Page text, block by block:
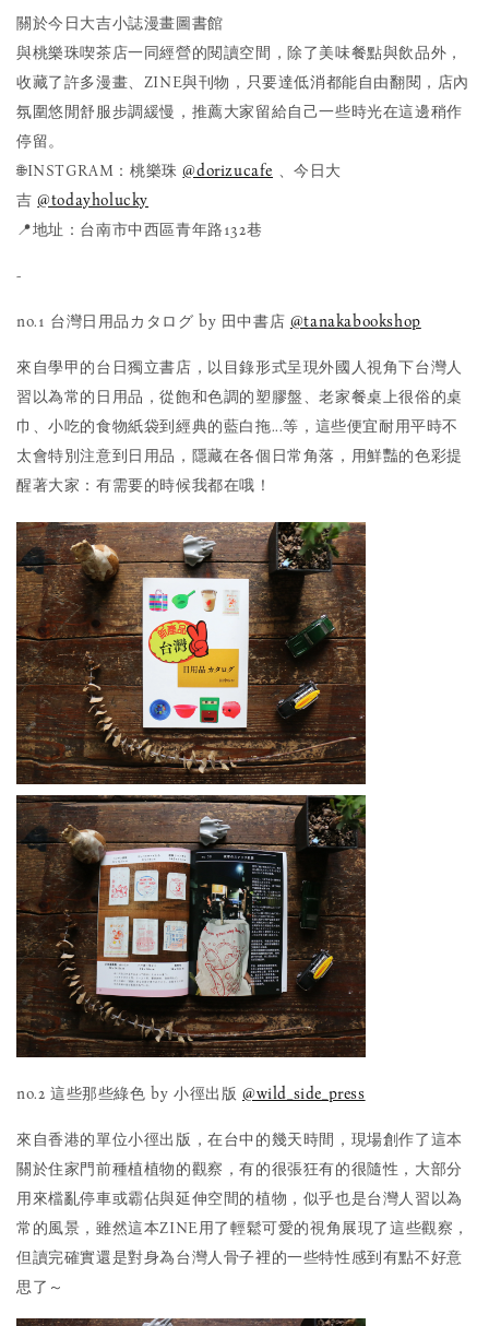
關於今日大吉小誌漫畫圖書館
與桃樂珠喫茶店一同經營的閱讀空間，除了美味餐點與飲品外，
收藏了許多漫畫、ZINE與刊物，只要達低消都能自由翻閱，店內
氛圍悠閒舒服步調緩慢，推薦大家留給自己一些時光在這邊稍作
停留。
🌐INSTGRAM：桃樂珠@dorizucafe 、今日大
吉@todayholucky
📍地址：台南市中西區青年路132巷
-
no.1 台灣日用品カタログ by 田中書店 @tanakabookshop
來自學甲的台日獨立書店，以目錄形式呈現外國人視角下台灣人
習以為常的日用品，從飽和色調的塑膠盤、老家餐桌上很俗的桌
巾、小吃的食物紙袋到經典的藍白拖...等，這些便宜耐用平時不
太會特別注意到日用品，隱藏在各個日常角落，用鮮豔的色彩提
醒著大家：有需要的時候我都在哦！
no.2 這些那些綠色 by 小徑出版 @wild_side_press
來自香港的單位小徑出版，在台中的幾天時間，現場創作了這本
關於住家門前種植植物的觀察，有的很張狂有的很隨性，大部分
用來檔亂停車或霸佔與延伸空間的植物，似乎也是台灣人習以為
常的風景，雖然這本ZINE用了輕鬆可愛的視角展現了這些觀察，
但讀完確實還是對身為台灣人骨子裡的一些特性感到有點不好意
思了～